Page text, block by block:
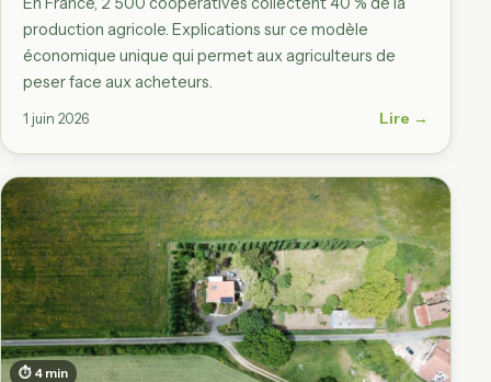
production agricole. Explications sur ce modèle
économique unique qui permet aux agriculteurs de
peser face aux acheteurs.
1 juin 2026 Lire →
⏱ 4 min